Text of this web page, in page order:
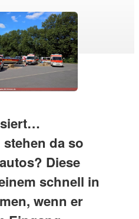
da so
Diese
schnell in
wenn er